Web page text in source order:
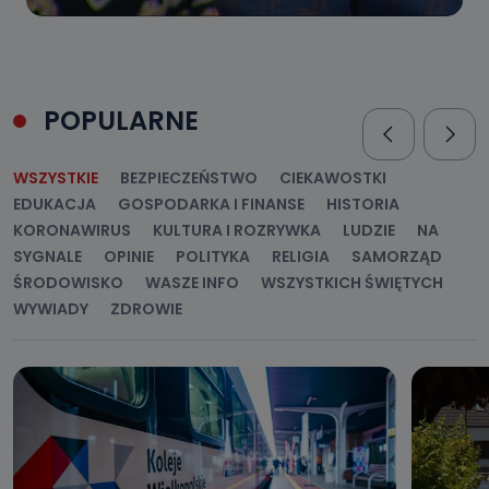
POPULARNE
WSZYSTKIE BEZPIECZEŃSTWO
CIEKAWOSTKI
EDUKACJA
GOSPODARKA I FINANSE
HISTORIA
KORONAWIRUS
KULTURA I ROZRYWKA LUDZIE
NA
SYGNALE
OPINIE POLITYKA RELIGIA
SAMORZĄD
ŚRODOWISKO
WASZE INFO
WSZYSTKICH ŚWIĘTYCH
WYWIADY
ZDROWIE